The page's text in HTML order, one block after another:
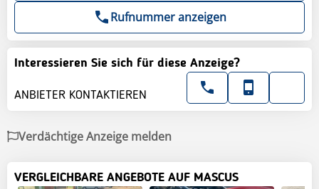
Rufnummer anzeigen
Interessieren Sie sich für diese Anzeige?
ANBIETER KONTAKTIEREN
Verdächtige Anzeige melden
VERGLEICHBARE ANGEBOTE AUF MASCUS